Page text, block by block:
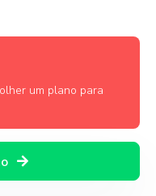
um plano para